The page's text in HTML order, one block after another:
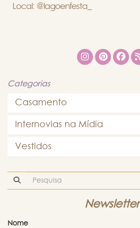
Local: @lagoenfesta_
Categorias
Casamento
Internovias na Mídia
Vestidos
Newsletter
Nome